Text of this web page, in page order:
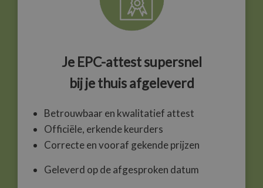
Je EPC-attest supersnel
bij jethuis afgeleverd
Betrouwbaar en kwalitatief attest
Officiële, erkende keurders
Correcte en vooraf gekende prijzen
Geleverd op de afgesproken datum